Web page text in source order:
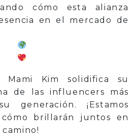
cómo esta alianza
en el mercado de
Mami Kim solidifica su
de las influencers más
generación. ¡Estamos
brillarán juntos en